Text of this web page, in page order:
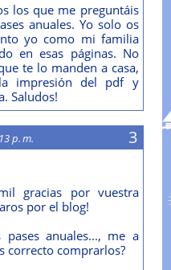
los que me preguntáis
anuales. Yo solo os
yo como mi familia
en esas páginas. No
te lo manden a casa,
impresión del pdf y
Saludos!
p. m.
gracias por vuestra
por el blog!
anuales..., me a
correcto comprarlos?